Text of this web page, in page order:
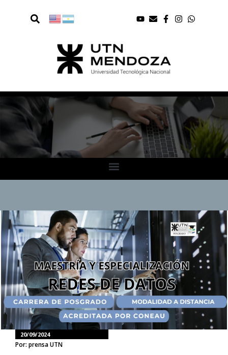
20/09/2024
Por: prensa UTN